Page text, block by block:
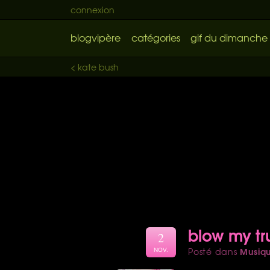
connexion
blogvipère catégories gif du dimanche
< kate bush
blow my
Posté dans
2
NOV.